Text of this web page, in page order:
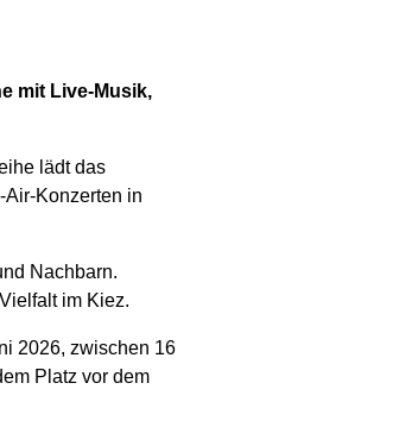
mit Live-Musik,
lädt das
Konzerten in
Nachbarn.
im Kiez.
2026, zwischen 16
Platz vor dem